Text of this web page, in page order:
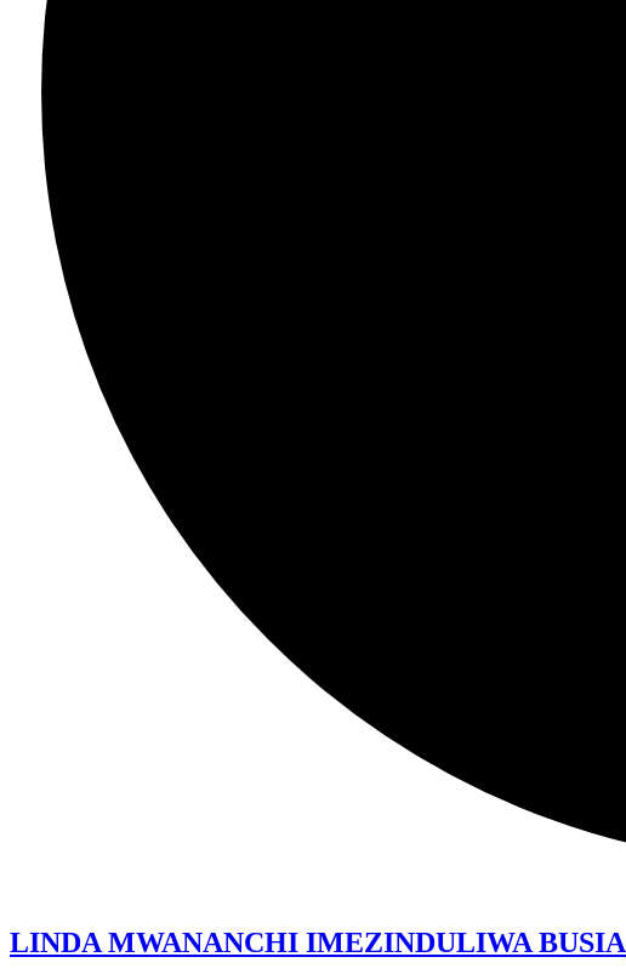
LINDA MWANANCHI IMEZINDULIWA BUSIA